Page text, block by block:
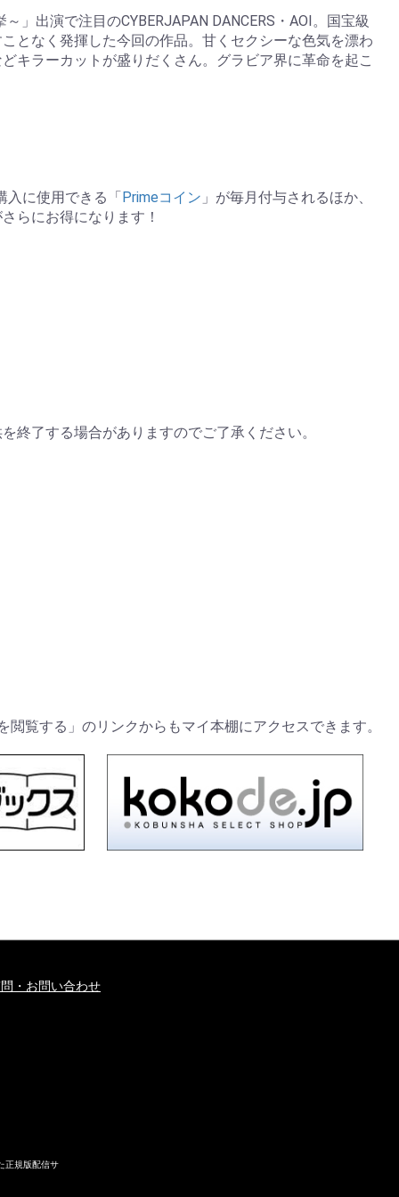
」出演で注目のCYBERJAPAN DANCERS・AOI。国宝級
となく発揮した今回の作品。甘くセクシーな色気を漂わ
キラーカットが盛りだくさん。グラビア界に革命を起こ
入に使用できる「Primeコイン 」が毎月付与されるほか、
らにお得になります！
終了する場合がありますのでご了承ください。
覧する」のリンクからもマイ本棚にアクセスできます。
・お問い合わせ
正規版配信サ